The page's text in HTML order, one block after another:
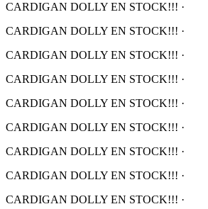
CARDIGAN DOLLY EN STOCK!!! ·
CARDIGAN DOLLY EN STOCK!!! ·
CARDIGAN DOLLY EN STOCK!!! ·
CARDIGAN DOLLY EN STOCK!!! ·
CARDIGAN DOLLY EN STOCK!!! ·
CARDIGAN DOLLY EN STOCK!!! ·
CARDIGAN DOLLY EN STOCK!!! ·
CARDIGAN DOLLY EN STOCK!!! ·
CARDIGAN DOLLY EN STOCK!!! ·